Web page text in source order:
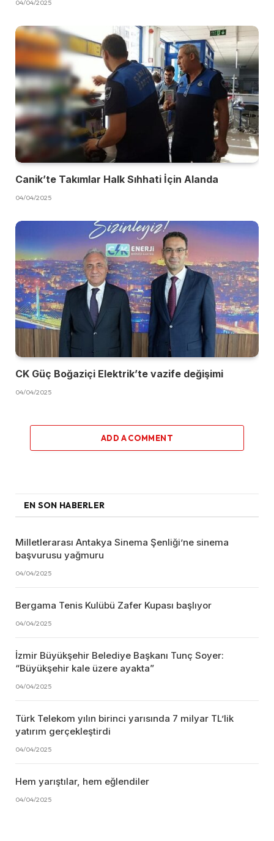
04/04/2025
Canik’te Takımlar Halk Sıhhati İçin Alanda
04/04/2025
CK Güç Boğaziçi Elektrik’te vazife değişimi
04/04/2025
ADD A COMMENT
EN SON HABERLER
Milletlerarası Antakya Sinema Şenliği’ne sinema
başvurusu yağmuru
04/04/2025
Bergama Tenis Kulübü Zafer Kupası başlıyor
04/04/2025
İzmir Büyükşehir Belediye Başkanı Tunç Soyer:
“Büyükşehir kale üzere ayakta”
04/04/2025
Türk Telekom yılın birinci yarısında 7 milyar TL’lik
yatırım gerçekleştirdi
04/04/2025
Hem yarıştılar, hem eğlendiler
04/04/2025